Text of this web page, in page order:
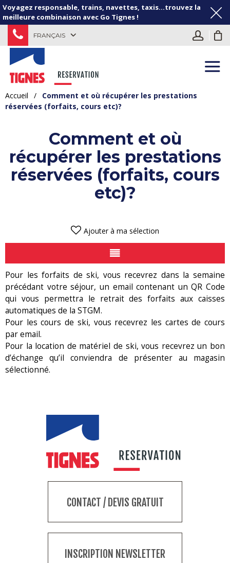
Voyagez responsable, trains, navettes, taxis...trouvez la
meilleure combinaison avec Go Tignes !
FRANÇAIS
Accueil /
Comment et où récupérer les prestations
réservées (forfaits, cours etc)?
Comment et où
récupérer les prestations
réservées (forfaits, cours
etc)?
Ajouter à ma sélection
Pour les forfaits de ski, vous recevrez dans la semaine
précédant votre séjour, un email contenant un QR Code
qui vous permettra le retrait des forfaits aux caisses
automatiques de la STGM.
Pour les cours de ski, vous recevrez les cartes de cours
par email.
Pour la location de matériel de ski, vous recevrez un bon
d’échange qu’il conviendra de présenter au magasin
sélectionné.
CONTACT / DEVIS GRATUIT
INSCRIPTION NEWSLETTER